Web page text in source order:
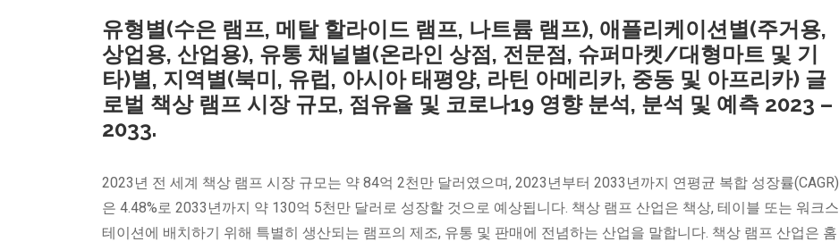
유형별(수은 램프, 메탈 할라이드 램프, 나트륨 램프), 애플리케이션별(주거용,
상업용, 산업용), 유통 채널별(온라인 상점, 전문점, 슈퍼마켓/대형마트 및 기
타)별, 지역별(북미, 유럽, 아시아 태평양, 라틴 아메리카, 중동 및 아프리카) 글
로벌 책상 램프 시장 규모, 점유율 및 코로나19 영향 분석, 분석 및 예측 2023 –
2033.
2023년 전 세계 책상 램프 시장 규모는 약 84억 2천만 달러였으며, 2023년부터 2033년까지 연평균 복합 성장률(CAGR)
은 4.48%로 2033년까지 약 130억 5천만 달러로 성장할 것으로 예상됩니다. 책상 램프 산업은 책상, 테이블 또는 워크스
테이션에 배치하기 위해 특별히 생산되는 램프의 제조, 유통 및 판매에 전념하는 산업을 말합니다. 책상 램프 산업은 홈